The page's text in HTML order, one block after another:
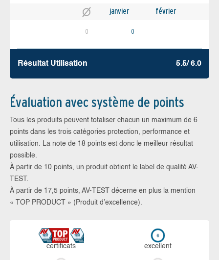
janvier février
0 0
Résultat Utilisation 5.5/ 6.0
Évaluation avec système de points
Tous les produits peuvent totaliser chacun un maximum de 6
points dans les trois catégories protection, performance et
utilisation. La note de 18 points est donc le meilleur résultat
possible.
À partir de 10 points, un produit obtient le label de qualité AV-
TEST.
À partir de 17,5 points, AV-TEST décerne en plus la mention
« TOP PRODUCT » (Produit d’excellence).
certi­ficats ex­cellent